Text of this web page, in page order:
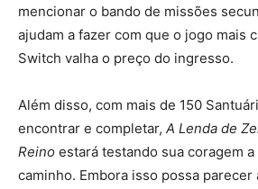
mencionar o bando de missões
ajudam a fazer com que o jogo mais
Switch valha o preço do ingresso.
Além disso, com mais de 150
encontrar e completar, A Lenda de
Reino estará testando sua coragem a
caminho. Embora isso possa parecer